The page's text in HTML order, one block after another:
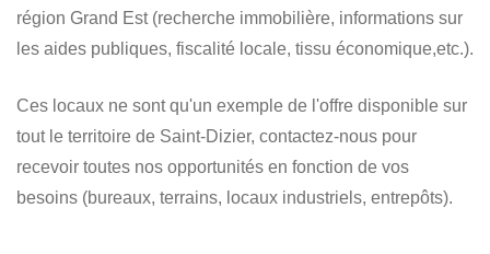
région Grand Est (recherche immobilière, informations sur
les aides publiques, fiscalité locale, tissu économique,etc.).
Ces locaux ne sont qu'un exemple de l'offre disponible sur
tout le territoire de Saint-Dizier, contactez-nous pour
recevoir toutes nos opportunités en fonction de vos
besoins (bureaux, terrains, locaux industriels, entrepôts).